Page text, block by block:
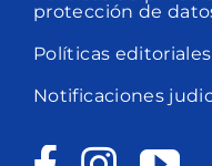
protección de
Políticas
Notificaciones